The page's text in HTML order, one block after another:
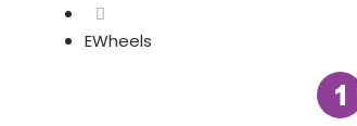
EWheels